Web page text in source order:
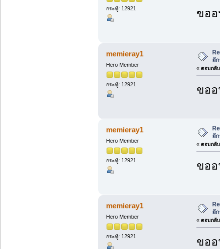
กระทู้: 12921 ขอ
memieray1
Hero Member
กระทู้: 12921
ยั
« ตอบกลั
ขอ
memieray1
Hero Member
กระทู้: 12921
ยั
« ตอบกลั
ขอ
memieray1
Hero Member
กระทู้: 12921
ยั
« ตอบกลั
ขอ